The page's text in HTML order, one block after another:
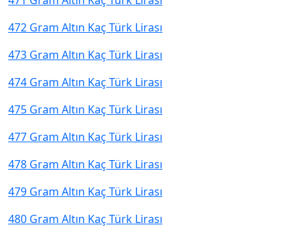
472 Gram Altın Kaç Türk Lirası
473 Gram Altın Kaç Türk Lirası
474 Gram Altın Kaç Türk Lirası
475 Gram Altın Kaç Türk Lirası
477 Gram Altın Kaç Türk Lirası
478 Gram Altın Kaç Türk Lirası
479 Gram Altın Kaç Türk Lirası
480 Gram Altın Kaç Türk Lirası